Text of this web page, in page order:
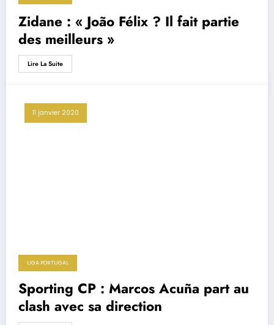
Zidane : « João Félix ? Il fait partie
des meilleurs »
Lire La Suite
11 janvier 2020
LIGA PORTUGAL
Sporting CP : Marcos Acuña part au
clash avec sa direction